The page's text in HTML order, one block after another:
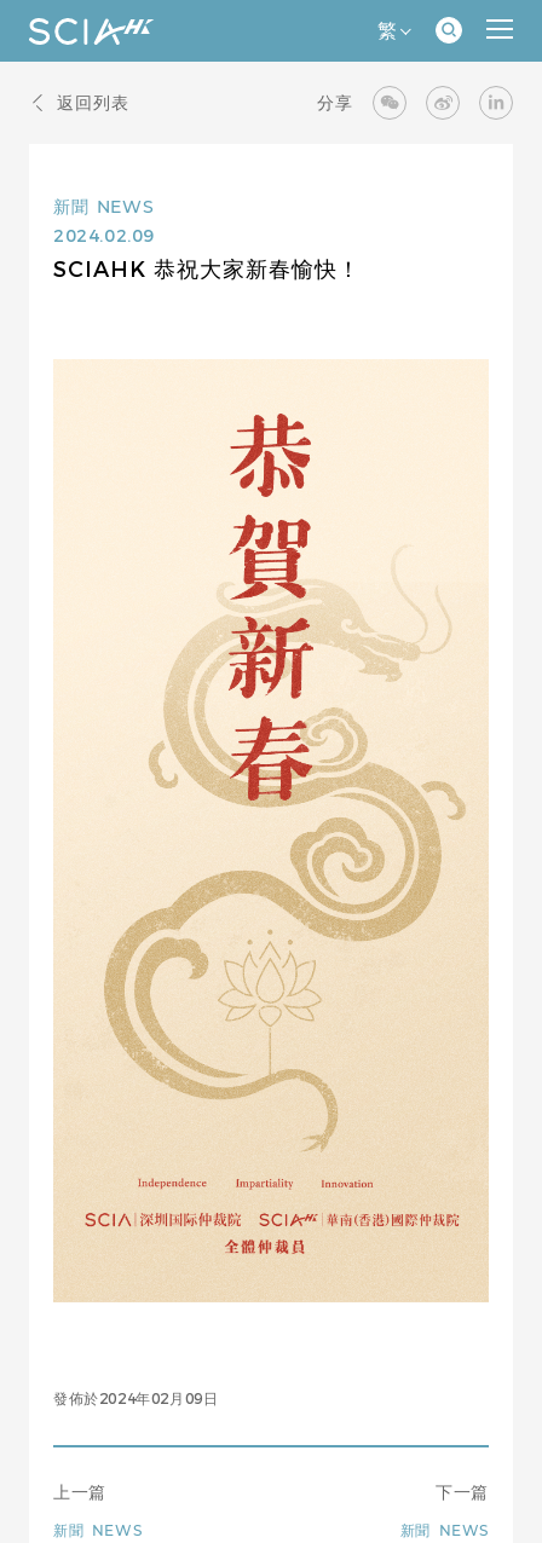
繁
返回列表 分享
新聞 NEWS
2024.02.09
SCIAHK 恭祝大家新春愉快！
發佈於2024年02月09日
上一篇
新聞 NEWS
下一篇
新聞 NEWS